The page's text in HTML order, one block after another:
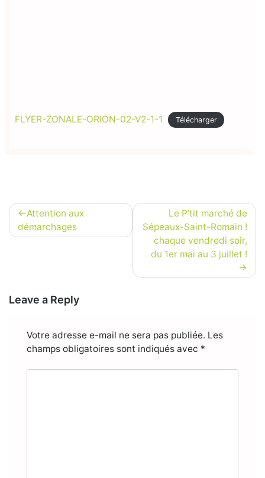
FLYER-ZONALE-ORION-02-V2-1-1 Télécharger
Navigation
de
Attention aux
démarchages
Le P’tit marché de
Sépeaux-Saint-Romain !
chaque vendredi soir,
du 1er mai au 3 juillet !
Leave a Reply
Votre adresse e-mail ne sera pas publiée. Les
champs obligatoires sont indiqués avec *